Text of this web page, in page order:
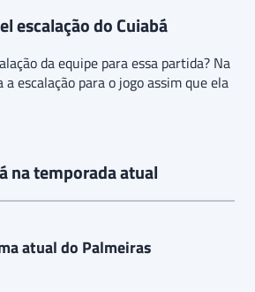
escalação do Cuiabá
da equipe para essa partida? Na
escalação para o jogo assim que ela
na temporada atual
atual do Palmeiras